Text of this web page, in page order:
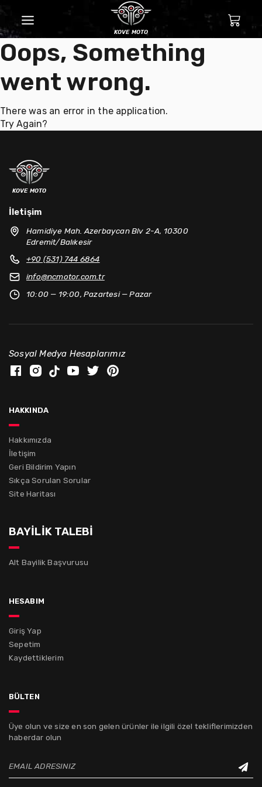
kove moto
Oops, Something
went wrong.
There was an error in the application.
Try Again?
kove moto
İletişim
Hamidiye Mah. Azerbaycan Blv 2-A, 10300
Edremit/Balıkesir
+90 (531) 744 6864
info@ncmotor.com.tr
10:00 — 19:00, Pazartesi — Pazar
Sosyal Medya Hesaplarımız
hakkında
Hakkımızda
İletişim
Geri Bildirim Yapın
Sıkça Sorulan Sorular
Site Haritası
BAYİLİK TALEBİ
Alt Bayilik Başvurusu
hesabım
Giriş Yap
Sepetim
Kaydettiklerim
bülten
Üye olun ve size en son gelen ürünler ile ilgili özel tekliflerimizden
haberdar olun
EMAIL ADRESINIZ